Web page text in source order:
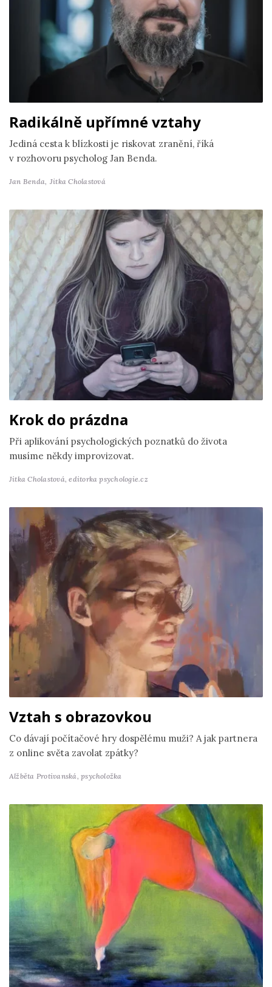
Radikálně upřímné vztahy
Jediná cesta k blízkosti je riskovat zranění, říká
v rozhovoru psycholog Jan Benda.
Jan Benda, Jitka Cholastová
Krok do prázdna
Při aplikování psychologických poznatků do života
musíme někdy improvizovat.
Jitka Cholastová,editorka psychologie.cz
Vztah s obrazovkou
Co dávají počítačové hry dospělému muži? A jak partnera
z online světa zavolat zpátky?
Alžběta Protivanská,psycholožka